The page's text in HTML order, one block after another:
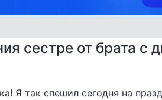
сестре от брата с
Я так спешил сегодня на